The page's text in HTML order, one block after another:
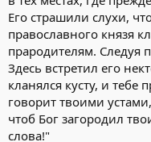
Его страшили слухи,
православного князя
прародителям. Следуя
Здесь встретил его
кланялся кусту, и тебе
говорит твоими
чтоб Бог загородил
слова!"